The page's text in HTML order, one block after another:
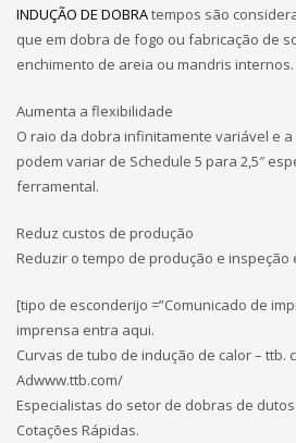
INDUÇÃO DE DOBRAtempos são
que em dobra de fogo ou fabricação de
enchimento de areia ou mandris internos.
Aumenta a flexibilidade
O raio da dobra infinitamente variável e
podem variar de Schedule 5 para 2,5″
ferramental.
Reduz custos de produção
Reduzir o tempo de produção e inspeção
[tipo de esconderijo =”Comunicado de
imprensa entra aqui.
Curvas de tubo de indução de calor – ttb.
Adwww.ttb.com/‎
Especialistas do setor de dobras de
Cotações Rápidas.